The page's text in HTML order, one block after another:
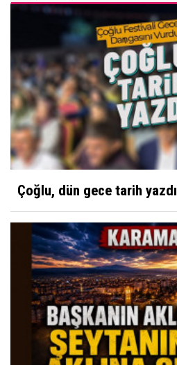
Çoğlu, dün gece tarih yazdı